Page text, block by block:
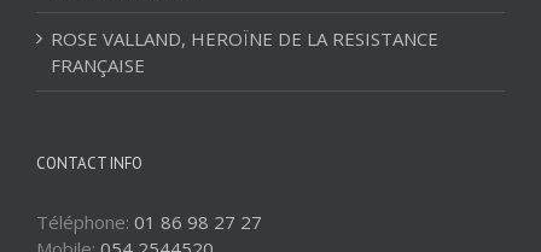
ROSE VALLAND, HEROÏNE DE LA RESISTANCE
FRANÇAISE
CONTACT INFO
Téléphone: 01 86 98 27 27